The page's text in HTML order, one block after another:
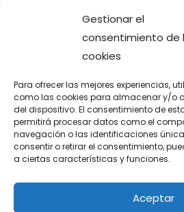
Gestionar el
consentimiento de
cookies
Para ofrecer las mejores experiencias,
como las cookies para almacenar y/o
del dispositivo. El consentimiento de
permitirá procesar datos como el
navegación o las identificaciones
consentir o retirar el consentimiento,
a ciertas características y funciones.
Aceptar
Warren Buffett es el modelo
admirado, envidiado y espiado
secretos. Este libro investiga
claves sobre cómo, dónde y
dinero Warren Buffett.
Buffet ha sido una figura
cuya estrategia [...]
Leer más